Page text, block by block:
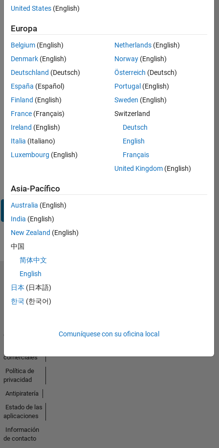
Inicie
en
su
cuenta
empleo
Dirección de correo electrónico
contraseña?
Iniciar
sesión
United States (English)
Europa
Belgium (English)
Denmark (English)
Deutschland (Deutsch)
España (Español)
Finland (English)
France (Français)
Ireland (English)
Italia (Italiano)
Luxembourg (English)
Netherlands(English)
Norway(English)
Österreich (Deutsch)
Portugal (English)
Sweden (English)
Switzerland
Deutsch
English
Français
United Kingdom(English)
Asia-Pacífico
Australia (English)
India (English)
New Zealand (English)
中国
简体中文
English
日本 (日本語)
한국 (한국어)
Comuníquese con su oficina local
Seleccione un país/idioma
América
Latina
confianza
comerciales
Política de
privacidad
Antipiratería
Estado de las
aplicaciones
Información
de contacto